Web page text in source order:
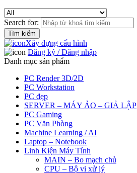
Search for:
Xây dựng cấu hình
Đăng ký / Đăng nhập
Danh mục sản phẩm
PC Render 3D/2D
PC Workstation
PC đẹp
SERVER – MÁY ẢO – GIẢ LẬP
PC Gaming
PC Văn Phòng
Machine Learning / AI
Laptop – Notebook
Linh Kiện Máy Tính
MAIN – Bo mạch chủ
CPU – Bộ vi xử lý